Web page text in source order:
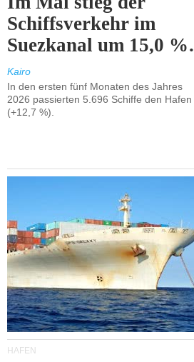
Schiffsverkehr im
Suezkanal um 15,0 %.
Kairo
In den ersten fünf Monaten des Jahres
2026 passierten 5.696 Schiffe den Hafen
(+12,7 %).
HÄFEN